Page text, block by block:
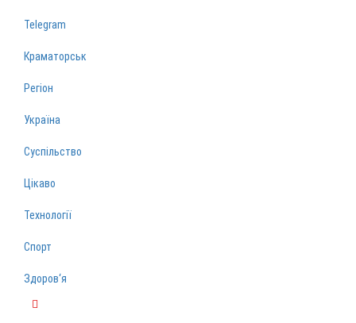
Telegram
Краматорськ
Регіон
Україна
Суспільство
Цікаво
Технології
Спорт
Здоров‘я